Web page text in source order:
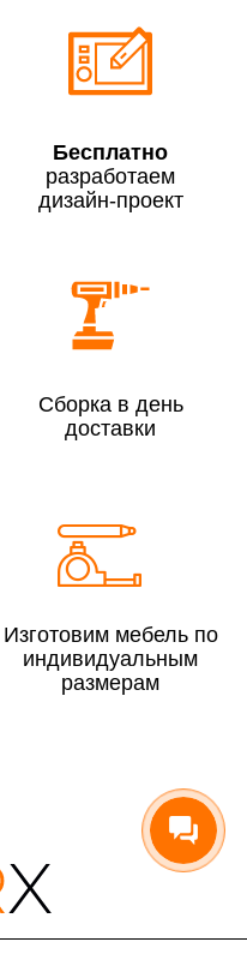
при заказе:
составляет 30 дней с
Бесплатно
разработаем
дизайн-проект
Сборка в день
доставки
Изготовим мебель по
индивидуальным
размерам